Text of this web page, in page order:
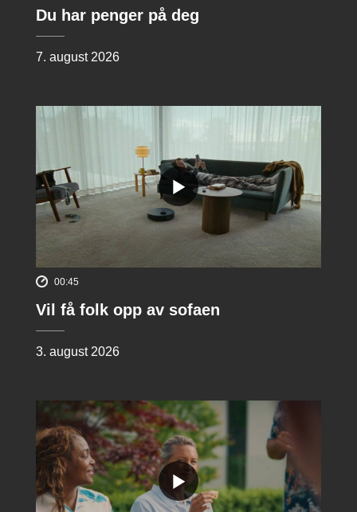
Du har penger på deg
7. august 2026
00:45
Vil få folk opp av sofaen
3. august 2026